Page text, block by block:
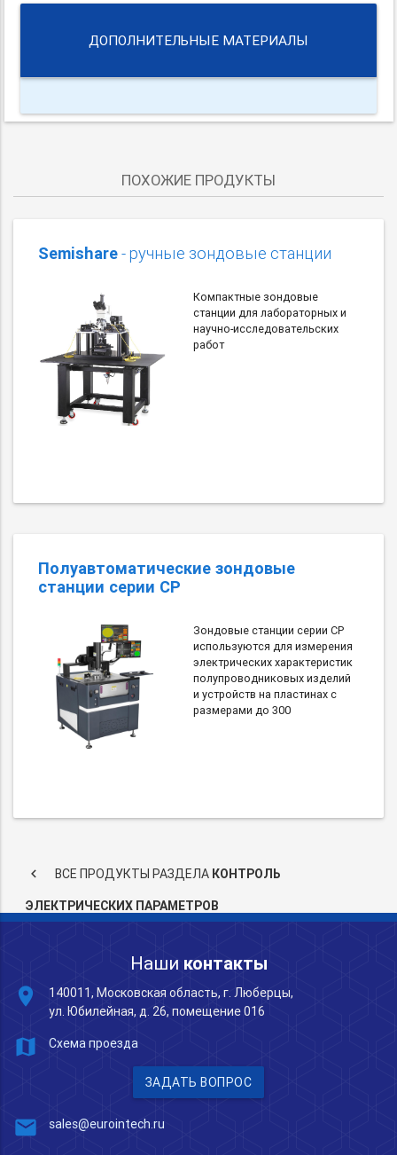
ДОПОЛНИТЕЛЬНЫЕ МАТЕРИАЛЫ
ПОХОЖИЕ ПРОДУКТЫ
Semishare- ручные зондовые станции
Компактные зондовые
станции для лабораторных и
научно-исследовательских
работ
Полуавтоматические зондовые
станции серии СР
Зондовые станции серии СР
используются для измерения
электрических характеристик
полупроводниковых изделий
и устройств на пластинах с
размерами до 300
keyboard_arrow_left ВСЕ ПРОДУКТЫ РАЗДЕЛА КОНТРОЛЬ
ЭЛЕКТРИЧЕСКИХ ПАРАМЕТРОВ
Наши контакты
place
140011, Московская область, г. Люберцы,
ул. Юбилейная, д. 26, помещение 016
map Схема проезда
ЗАДАТЬ ВОПРОС
mail sales@eurointech.ru